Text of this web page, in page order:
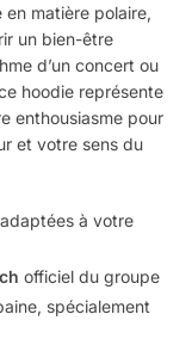
en matière polaire,
un bien-être
d’un concert ou
hoodie représente
enthousiasme pour
et votre sens du
à votre
officiel du groupe
spécialement